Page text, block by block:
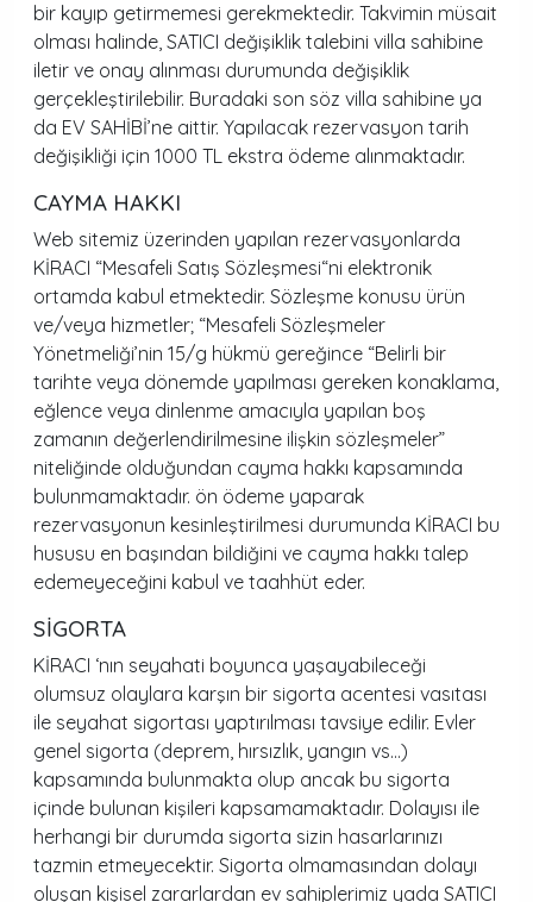
bir kayıp getirmemesi gerekmektedir. Takvimin müsait
olması halinde, SATICI değişiklik talebini villa sahibine
iletir ve onay alınması durumunda değişiklik
gerçekleştirilebilir. Buradaki son söz villa sahibine ya
da EV SAHİBİ’ne aittir. Yapılacak rezervasyon tarih
değişikliği için 1000 TL ekstra ödeme alınmaktadır.
CAYMA HAKKI
Web sitemiz üzerinden yapılan rezervasyonlarda
KİRACI “Mesafeli Satış Sözleşmesi“ni elektronik
ortamda kabul etmektedir. Sözleşme konusu ürün
ve/veya hizmetler; “Mesafeli Sözleşmeler
Yönetmeliği’nin 15/g hükmü gereğince “Belirli bir
tarihte veya dönemde yapılması gereken konaklama,
eğlence veya dinlenme amacıyla yapılan boş
zamanın değerlendirilmesine ilişkin sözleşmeler”
niteliğinde olduğundan cayma hakkı kapsamında
bulunmamaktadır. ön ödeme yaparak
rezervasyonun kesinleştirilmesi durumunda KİRACI bu
hususu en başından bildiğini ve cayma hakkı talep
edemeyeceğini kabul ve taahhüt eder.
SİGORTA
KİRACI ‘nın seyahati boyunca yaşayabileceği
olumsuz olaylara karşın bir sigorta acentesi vasıtası
ile seyahat sigortası yaptırılması tavsiye edilir. Evler
genel sigorta (deprem, hırsızlık, yangın vs…)
kapsamında bulunmakta olup ancak bu sigorta
içinde bulunan kişileri kapsamamaktadır. Dolayısı ile
herhangi bir durumda sigorta sizin hasarlarınızı
tazmin etmeyecektir. Sigorta olmamasından dolayı
oluşan kişisel zararlardan ev sahiplerimiz yada SATICI